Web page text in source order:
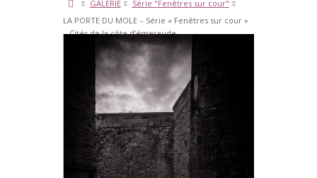
GALERIE
Série "Fenêtres sur cour"
LA PORTE DU MOLE – Série « Fenêtres sur cour »
– Cités de la côte d’émeraude